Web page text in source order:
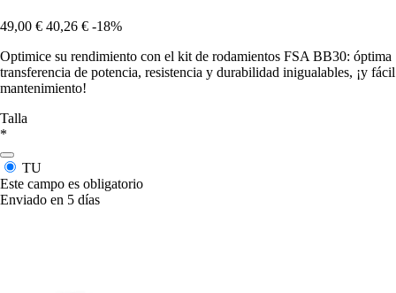
49,00 € 40,26 € -18%
Optimice su rendimiento con el kit de rodamientos FSA BB30: óptima
transferencia de potencia, resistencia y durabilidad inigualables, ¡y fácil
mantenimiento!
Talla
*
TU
Este campo es obligatorio
Enviado en 5 días